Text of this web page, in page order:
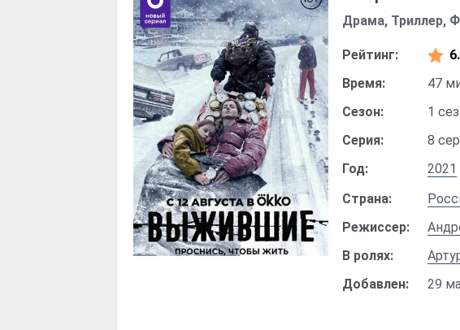
Драма, Триллер,
Рейтинг:
Время:
47
Сезон:
1
Серия:
8
Год:
2021
Страна:
Режиссер:
В ролях:
Добавлен:
29